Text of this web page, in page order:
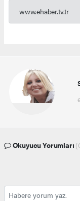
www.ehaber.tv.tr
Okuyucu Yorumları